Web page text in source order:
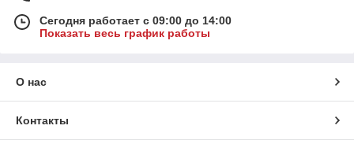
Сегодня работает с 09:00 до 14:00
Показать весь график работы
О нас
Контакты